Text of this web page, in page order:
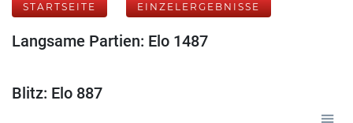
STARTSEITE EINZELERGEBNISSE
Langsame Partien: Elo 1487
Blitz: Elo 887